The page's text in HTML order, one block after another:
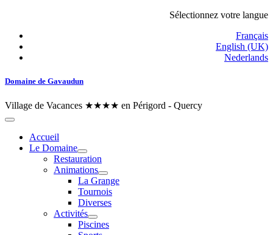
Sélectionnez votre langue
Français
English (UK)
Nederlands
Domaine de Gavaudun
Village de Vacances ★★★★ en Périgord - Quercy
Accueil
Le Domaine
Restauration
Animations
La Grange
Tournois
Diverses
Activités
Piscines